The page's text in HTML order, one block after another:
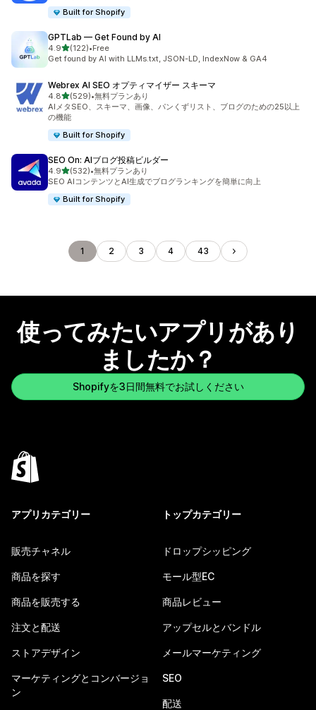
Built for Shopify
GPTLab — Get Found by AI
4.95つ星中
(122)
合計レビュー数：122件
•Free
Get found by AI with LLMs.txt, JSON-LD, IndexNow & GA4
Webrex AI SEO オプティマイザー スキーマ
4.85つ星中
(529)
合計レビュー数：529件
•無料プランあり
AIメタSEO、スキーマ、画像、パンくずリスト、ブログのための25以上
の機能
Built for Shopify
SEO On: AIブログ投稿ビルダー
4.95つ星中
(532)
合計レビュー数：532件
•無料プランあり
SEO AIコンテンツとAI生成でブログランキングを簡単に向上
Built for Shopify
1 2 3 4 43
使ってみたいアプリがあり
ましたか？
Shopifyを3日間無料でお試しください
アプリカテゴリー
販売チャネル
商品を探す
商品を販売する
注文と配送
ストアデザイン
マーケティングとコンバージョ
ン
トップカテゴリー
ドロップシッピング
モール型EC
商品レビュー
アップセルとバンドル
メールマーケティング
SEO
配送